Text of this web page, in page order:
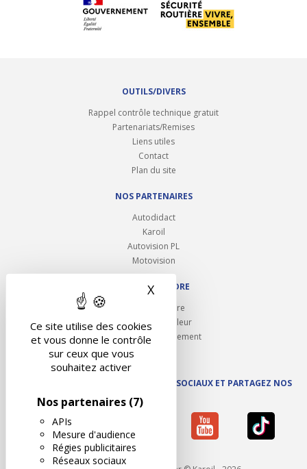
Ce site utilise des cookies
et vous donne le contrôle
sur ceux que vous
souhaitez activer
Nos partenaires (7)
APIs
Mesure d'audience
Régies publicitaires
Réseaux sociaux
X Masquer le bandeau des
OUTILS/DIVERS
Rappel contrôle technique gratuit
Partenariats/Remises
Liens utiles
Contact
Plan du site
NOS PARTENAIRES
Autodidact
Karoil
Autovision PL
Motovision
NOUS REJOINDRE
Ouvrir un centre
Devenez contrôleur
Carrières et recrutement
SUIVEZ AUTOVISION SUR LES RÉSEAUX SOCIAUX ET PARTAGEZ NOS
ACTUS